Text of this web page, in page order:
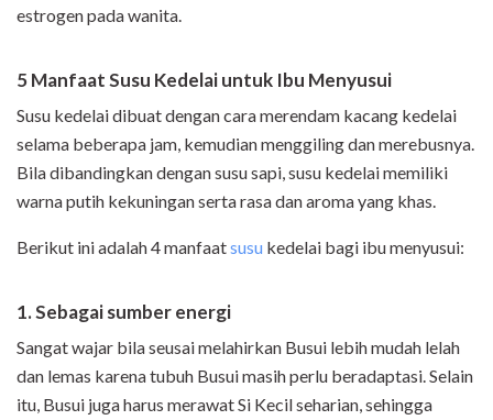
estrogen pada wanita.
5 Manfaat Susu Kedelai untuk Ibu Menyusui
Susu kedelai dibuat dengan cara merendam kacang kedelai
selama beberapa jam, kemudian menggiling dan merebusnya.
Bila dibandingkan dengan susu sapi, susu kedelai memiliki
warna putih kekuningan serta rasa dan aroma yang khas.
Berikut ini adalah 4 manfaatsusu kedelai bagi ibu menyusui:
1. Sebagai sumber energi
Sangat wajar bila seusai melahirkan Busui lebih mudah lelah
dan lemas karena tubuh Busui masih perlu beradaptasi. Selain
itu, Busui juga harus merawat Si Kecil seharian, sehingga